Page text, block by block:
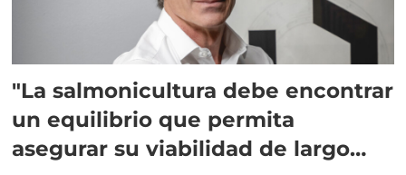
"La salmonicultura debe encontrar
un equilibrio que permita
asegurar su viabilidad de largo